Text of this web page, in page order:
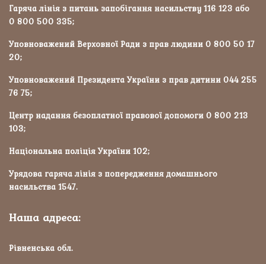
Гаряча лінія з питань запобігання насильству 116 123 або
0 800 500 335;
Уповноважений Верховної Ради з прав людини 0 800 50 17
20;
Уповноважений Президента України з прав дитини 044 255
76 75;
Центр надання безоплатної правової допомоги 0 800 213
103;
Національна поліція України 102;
Урядова гаряча лінія з попередження домашнього
насильства 1547.
Наша адреса:
Рівненська обл.